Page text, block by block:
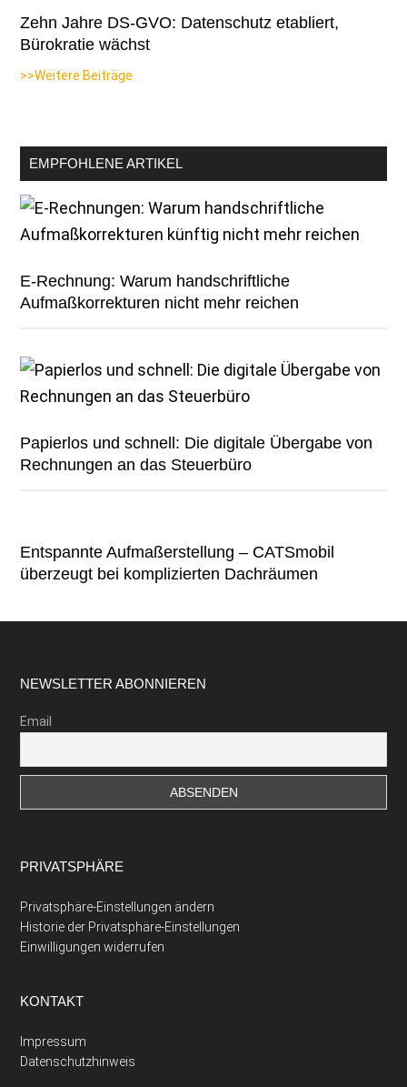
Zehn Jahre DS-GVO: Datenschutz etabliert,
Bürokratie wächst
>>Weitere Beiträge
EMPFOHLENE ARTIKEL
E-Rechnung: Warum handschriftliche
Aufmaßkorrekturen nicht mehr reichen
Papierlos und schnell: Die digitale Übergabe von
Rechnungen an das Steuerbüro
Entspannte Aufmaßerstellung – CATSmobil
überzeugt bei komplizierten Dachräumen
Footer
NEWSLETTER ABONNIEREN
Email
PRIVATSPHÄRE
Privatsphäre-Einstellungen ändern
Historie der Privatsphäre-Einstellungen
Einwilligungen widerrufen
KONTAKT
Impressum
Datenschutzhinweis